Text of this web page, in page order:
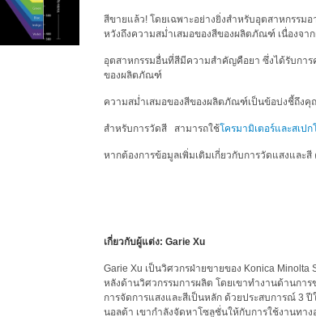
สีขายแล้ว! โดยเฉพาะอย่างยิ่งสำหรับอุตสาหกรร
หวังถึงความสม่ำเสมอของสีของผลิตภัณฑ์ เนื่องจา
อุตสาหกรรมอื่นที่สีมีความสำคัญคือยา ซึ่งได้รับการ
ของผลิตภัณฑ์
ความสม่ำเสมอของสีของผลิตภัณฑ์เป็นข้อบ่งชี้ถึง
สำหรับการวัดสี สามารถใช้โครมามิเตอร์และสเป
หากต้องการข้อมูลเพิ่มเติมเกี่ยวกับการวัดแสงและ
เกี่ยวกับผู้แต่ง: Garie Xu
Garie Xu เป็นวิศวกรฝ่ายขายของ Konica Minolta
หลังด้านวิศวกรรมการผลิต โดยเขาทำงานด้านกา
การจัดการแสงและสีเป็นหลัก ด้วยประสบการณ์ 3
นอลต้า เขากำลังจัดหาโซลูชั่นให้กับการใช้งานทา